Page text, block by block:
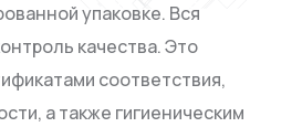
упаковке. Вся
качества. Это
соответствия,
а также гигиеническим